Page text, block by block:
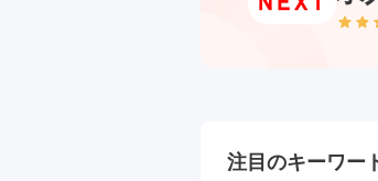
注目のキーワー